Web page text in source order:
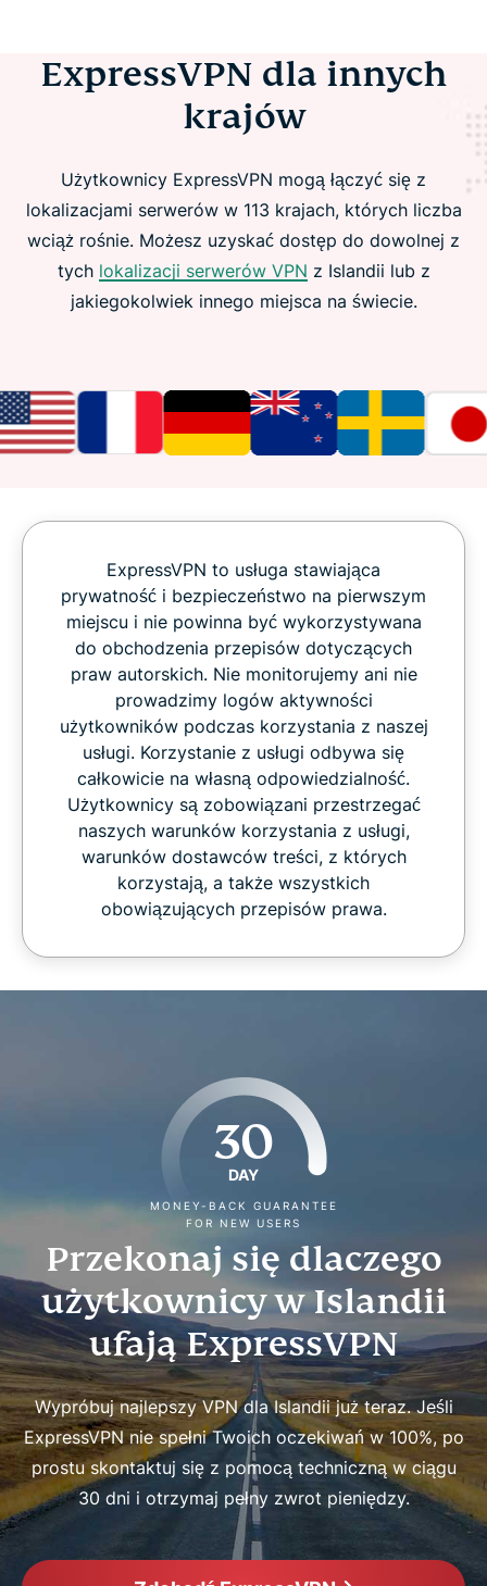
ExpressVPN dla innych
krajów
Użytkownicy ExpressVPN mogą łączyć się z
lokalizacjami serwerów w 113 krajach, których liczba
wciąż rośnie. Możesz uzyskać dostęp do dowolnej z
tych lokalizacji serwerów VPN z Islandii lub z
jakiegokolwiek innego miejsca na świecie.
ExpressVPN to usługa stawiająca
prywatność i bezpieczeństwo na pierwszym
miejscu i nie powinna być wykorzystywana
do obchodzenia przepisów dotyczących
praw autorskich. Nie monitorujemy ani nie
prowadzimy logów aktywności
użytkowników podczas korzystania z naszej
usługi. Korzystanie z usługi odbywa się
całkowicie na własną odpowiedzialność.
Użytkownicy są zobowiązani przestrzegać
naszych warunków korzystania z usługi,
warunków dostawców treści, z których
korzystają, a także wszystkich
obowiązujących przepisów prawa.
30
DAY
MONEY-BACK GUARANTEE
FOR NEW USERS
Przekonaj się dlaczego
użytkownicy w Islandii
ufają ExpressVPN
Wypróbuj najlepszy VPN dla Islandii już teraz. Jeśli
ExpressVPN nie spełni Twoich oczekiwań w 100%, po
prostu skontaktuj się z pomocą techniczną w ciągu
30 dni i otrzymaj pełny zwrot pieniędzy.